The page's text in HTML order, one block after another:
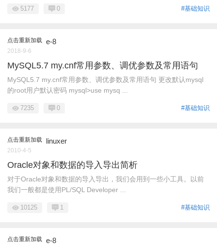
#基础知识
5177 0
点击重新加载 e-8
2018-9-6
MySQL5.7 my.cnf常用参数、调优参数及常用语句
MySQL5.7 my.cnf常用参数、调优参数及常用语句 更改默认mysql
的root用户默认密码 mysql>use mysq ...
#基础知识
7235 0
点击重新加载 linuxer
2010-4-5
Oracle对象和数据的导入导出简析
对于Oracle对象和数据的导入导出，我们会用到一些小工具。以前
我们一般都是使用PL/SQL Developer ...
#基础知识
10125 1
点击重新加载 e-8